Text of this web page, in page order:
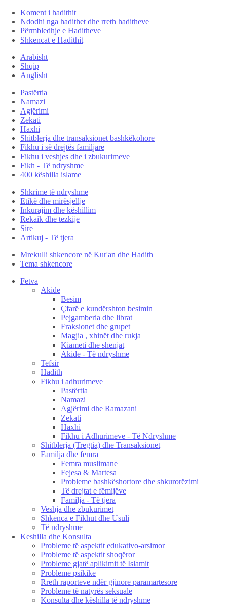
Koment i hadithit
Ndodhi nga hadithet dhe rreth haditheve
Përmbledhje e Haditheve
Shkencat e Hadithit
Arabisht
Shqip
Anglisht
Pastërtia
Namazi
Agjërimi
Zekati
Haxhi
Shitblerja dhe transaksionet bashkëkohore
Fikhu i së drejtës familjare
Fikhu i veshjes dhe i zbukurimeve
Fikh - Të ndryshme
400 këshilla islame
Shkrime të ndryshme
Etikë dhe mirësjellje
Inkurajim dhe këshillim
Rekaik dhe tezkije
Sire
Artikuj - Të tjera
Mrekulli shkencore në Kur'an dhe Hadith
Tema shkencore
Fetva
Akide
Besim
Çfarë e kundërshton besimin
Pejgamberia dhe librat
Fraksionet dhe grupet
Magjia , xhinët dhe rukja
Kiameti dhe shenjat
Akide - Të ndryshme
Tefsir
Hadith
Fikhu i adhurimeve
Pastërtia
Namazi
Agjërimi dhe Ramazani
Zekati
Haxhi
Fikhu i Adhurimeve - Të Ndryshme
Shitblerja (Tregtia) dhe Transaksionet
Familja dhe femra
Femra muslimane
Fejesa & Martesa
Probleme bashkëshortore dhe shkurorëzimi
Të drejtat e fëmijëve
Familja - Të tjera
Veshja dhe zbukurimet
Shkenca e Fikhut dhe Usuli
Të ndryshme
Keshilla dhe Konsulta
Probleme të aspektit edukativo-arsimor
Probleme të aspektit shoqëror
Probleme gjatë aplikimit të Islamit
Probleme psikike
Rreth raporteve ndër gjinore paramartesore
Probleme të natyrës seksuale
Konsulta dhe këshilla të ndryshme